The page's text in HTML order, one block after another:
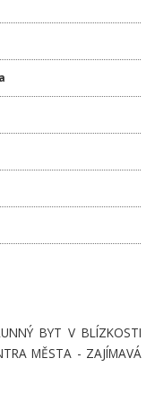
BYT V BLÍZKOSTI
MĚSTA - ZAJÍMAVÁ